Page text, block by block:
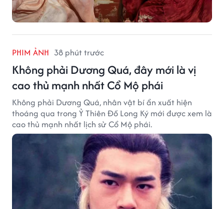
PHIM ẢNH 38 phút trước
Không phải Dương Quá, đây mới là vị
cao thủ mạnh nhất Cổ Mộ phái
Không phải Dương Quá, nhân vật bí ẩn xuất hiện
thoáng qua trong Ỷ Thiên Đồ Long Ký mới được xem là
cao thủ mạnh nhất lịch sử Cổ Mộ phái.